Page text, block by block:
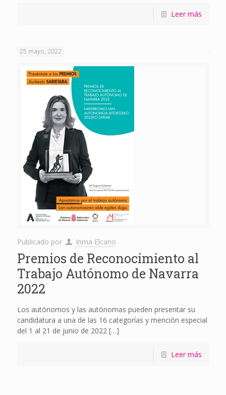
Leer más
25 mayo, 2022
Publicado por Inma Elcano
Premios de Reconocimiento al
Trabajo Autónomo de Navarra
2022
Los autónomos y las autónomas pueden presentar su
candidatura a una de las 16 categorías y mención especial
del 1 al 21 de junio de 2022 […]
Leer más